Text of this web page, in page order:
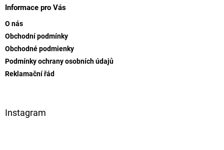
Informace pro Vás
O nás
Obchodní podmínky
Obchodné podmienky
Podmínky ochrany osobních údajů
Reklamační řád
Instagram